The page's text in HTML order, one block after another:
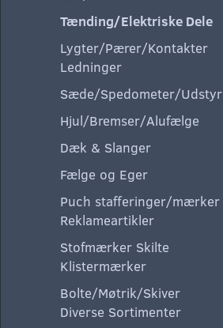
Tænding/Elektriske Dele
Lygter/Pærer/Kontakter
Ledninger
Sæde/Spedometer/Udstyr
Hjul/Bremser/Alufælge
Dæk & Slanger
Fælge og Eger
Puch stafferinger/mærker
Reklameartikler
Stofmærker Skilte
Klistermærker
Bolte/Møtrik/Skiver
Diverse Sortimenter